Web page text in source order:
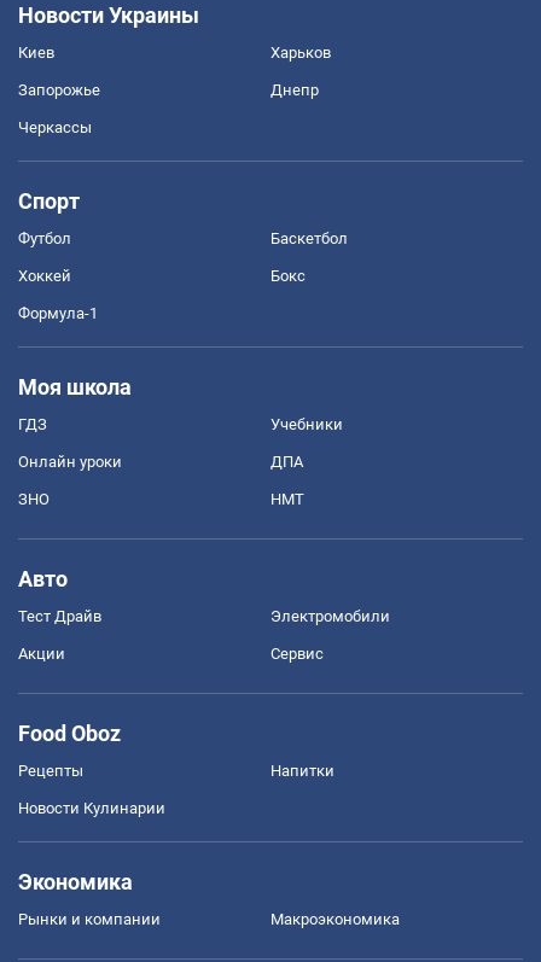
Новости Украины
Киев Харьков
Запорожье Днепр
Черкассы
Спорт
Футбол Баскетбол
Хоккей Бокс
Формула-1
Моя школа
ГДЗ Учебники
Онлайн уроки ДПА
ЗНО НМТ
Авто
Тест Драйв Электромобили
Акции Сервис
Food Oboz
Рецепты Напитки
Новости Кулинарии
Экономика
Рынки и компании Mакроэкономика